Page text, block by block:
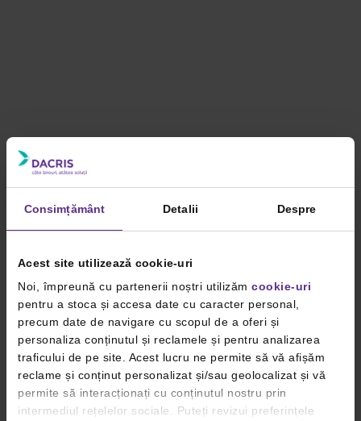
Consimțământ Detalii Despre
Acest site utilizează cookie-uri
Noi, împreună cu partenerii noștri utilizăm cookie-uri
pentru a stoca și accesa date cu caracter personal,
precum date de navigare cu scopul de a oferi și
personaliza conținutul și reclamele și pentru analizarea
traficului de pe site. Acest lucru ne permite să vă afișăm
reclame și conținut personalizat și/sau geolocalizat și vă
permite să interacționați cu conținutul nostru prin
intermediul rețelelor sociale. Puteți revizui preferințele